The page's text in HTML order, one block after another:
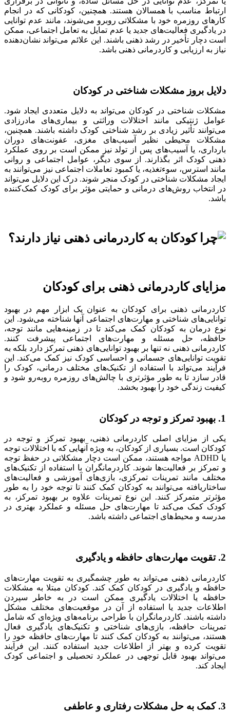
ارتباط مناسب با همسالان هستند. همچنین، کودکانی که در انجام
کارهای روزمره خود با مشکلاتی روبرو می‌شوند، مانند عدم توانایی
در یادگیری فعالیت‌های جدید یا عدم تمایل به تعامل اجتماعی، ممکن
است دچار تأخیر در رشد ذهنی باشند. این علائم می‌تواند نشان‌دهنده
نیاز به ارزیابی و کاردرمانی ذهنی باشد.
دلایل بروز مشکلات شناختی در کودکان
مشکلات شناختی در کودکان می‌تواند به دلایل متعددی ایجاد شود.
عوامل ژنتیکی مانند اختلالات وراثتی و بیماری‌های مادرزادی
می‌توانند تأثیر زیادی بر رشد شناختی کودک داشته باشند. همچنین،
مشکلات محیطی نظیر آسیب‌های مغزی، عفونت‌های دوران
بارداری، یا آسیب‌های پس از تولد نیز ممکن است بر روی عملکرد
ذهنی کودک اثر بگذارند. از سوی دیگر، عوامل اجتماعی و روانی
مانند استرس، سوءتغذیه، یا کمبود تعاملات اجتماعی نیز می‌توانند به
ایجاد مشکلات شناختی در کودک منجر شوند. درک این دلایل می‌تواند
در انتخاب روش‌های درمانی و حمایتی مؤثر برای کودک کمک‌کننده
باشد.
مزایای کاردرمانی ذهنی برای کودکان
کاردرمانی ذهنی برای کودکان به عنوان یک ابزار مهم در بهبود
توانایی‌های شناختی و مهارت‌های اجتماعی آنها شناخته می‌شود. این
نوع درمان به کودکان کمک می‌کند تا در زمینه‌هایی مانند توجه،
حافظه، حل مسئله و مهارت‌های اجتماعی پیشرفت کنند.
کاردرمانی ذهنی نه تنها بر بهبود توانایی‌های ذهنی تمرکز دارد بلکه به
تقویت توانایی‌های جسمانی و احساسی کودک نیز کمک می‌کند. این
فرآیند می‌تواند با استفاده از تکنیک‌های مختلف درمانی، کودک را
قادر سازد تا به طور مؤثرتری با چالش‌های روزمره روبه‌رو شود و
کیفیت زندگی خود را بهبود بخشد.
1. بهبود تمرکز و توجه در کودکان
یکی از مزایای اصلی کاردرمانی ذهنی، بهبود تمرکز و توجه در
کودکان است. بسیاری از کودکان، به ویژه آنهایی که با اختلالات توجه
یا ADHD مواجه هستند، ممکن است دچار مشکلاتی در حفظ توجه
و تمرکز بر فعالیت‌ها شوند. کاردرمانگران با استفاده از تکنیک‌های
مختلف مانند تمرینات تمرکزی، بازی‌های آموزشی و فعالیت‌های
ساختاریافته می‌توانند به کودکان کمک کنند تا توجه خود را به طور
مؤثرتر متمرکز کنند. این نوع تمرینات علاوه بر بهبود تمرکز، به
کودک کمک می‌کند تا مهارت‌های حل مسئله و عملکرد بهتری در
مدرسه و محیط‌های اجتماعی داشته باشد.
2. تقویت مهارت‌های حافظه و یادگیری
کاردرمانی ذهنی می‌تواند به طور چشمگیری به تقویت مهارت‌های
حافظه و یادگیری در کودکان کمک کند. کودکان مبتلا به مشکلات
حافظه یا اختلالات یادگیری ممکن است در به خاطر سپردن
اطلاعات جدید یا استفاده از آن در موقعیت‌های مختلف مشکل
داشته باشند. کاردرمانگران با طراحی برنامه‌های ویژه‌ای که شامل
تمرینات حافظه، بازی‌های شناختی و تکنیک‌های یادگیری فعال
هستند، می‌توانند به کودکان کمک کنند تا مهارت‌های حافظه خود را
تقویت کرده و بهتر از اطلاعات جدید استفاده کنند. این فرآیند
می‌تواند بهبود قابل توجهی در عملکرد تحصیلی و اجتماعی کودک
ایجاد کند.
3. کمک به حل مشکلات رفتاری و عاطفی